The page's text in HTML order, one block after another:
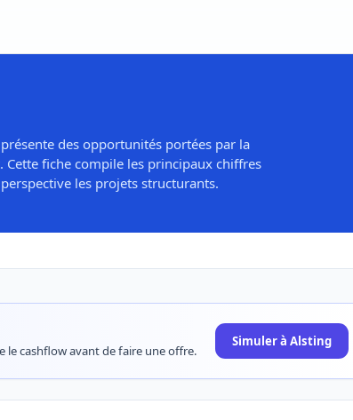
des opportunités portées par la
fiche compile les principaux chiffres
les projets structurants.
le cashflow avant de faire une offre.
Simuler à Alsting